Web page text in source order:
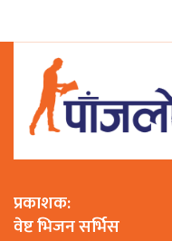
प्रकाशक:
वेष्ट भिजन सर्भिस